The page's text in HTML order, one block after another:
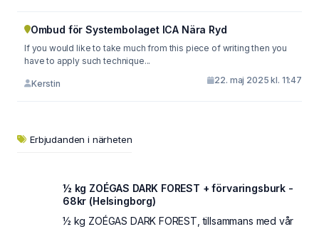
Ombud för Systembolaget ICA Nära Ryd
If you would like to take much from this piece of writing then you
have to apply such technique...
Kerstin 22. maj 2025 kl. 11:47
Erbjudanden i närheten
½ kg ZOÉGAS DARK FOREST + förvaringsburk -
68kr (Helsingborg)
½ kg ZOÉGAS DARK FOREST, tillsammans med vår